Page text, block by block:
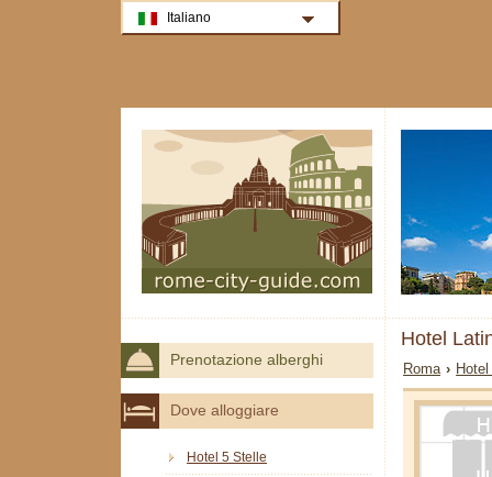
Hotel
Roma ›
Prenotazione alberghi
Dove alloggiare
Hotel 5 Stelle
Italiano